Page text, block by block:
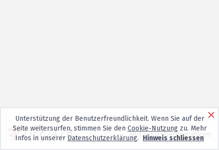
Nutzungsbedingungen
Unterstützung der Benutzerfreundlichkeit. Wenn Sie auf der
Seite weitersurfen, stimmen Sie den Cookie-Nutzungzu. Mehr
Infos in unserer Datenschutzerklärung. Hinweis schliessen